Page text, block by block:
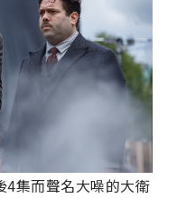
而聲名大噪的大衛